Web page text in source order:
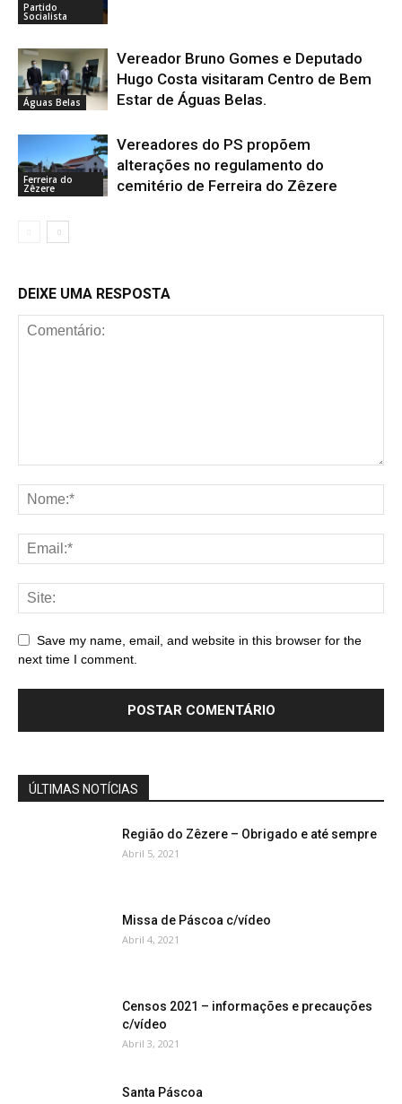
Partido
Socialista
Águas Belas
Vereador Bruno Gomes e Deputado
Hugo Costa visitaram Centro de Bem
Estar de Águas Belas.
Ferreira do
Zêzere
Vereadores do PS propõem
alterações no regulamento do
cemitério de Ferreira do Zêzere
DEIXE UMA RESPOSTA
Save my name, email, and website in this browser for the
next time I comment.
ÚLTIMAS NOTÍCIAS
Região do Zêzere – Obrigado e até sempre
Abril 5, 2021
Missa de Páscoa c/vídeo
Abril 4, 2021
Censos 2021 – informações e precauções
c/vídeo
Abril 3, 2021
Santa Páscoa